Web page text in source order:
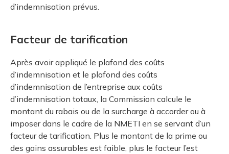
d’indemnisation prévus.
Facteur de tarification
Après avoir appliqué le plafond des coûts
d’indemnisation et le plafond des coûts
d’indemnisation de l’entreprise aux coûts
d’indemnisation totaux, la Commission calcule le
montant du rabais ou de la surcharge à accorder ou à
imposer dans le cadre de la NMETI en se servant d’un
facteur de tarification. Plus le montant de la prime ou
des gains assurables est faible, plus le facteur l’est